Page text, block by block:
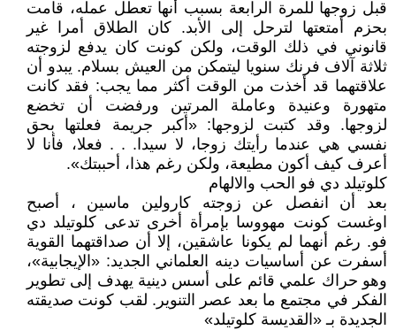
قبل زوجها للمرة الرابعة بسبب أنها تعطل عمله، قامت
بحزم أمتعتها لترحل إلى الأبد. كان الطلاق أمرا غير
قانوني في ذلك الوقت، ولكن كونت كان يدفع لزوجته
ثلاثة آلاف فرنك سنويا ليتمكن من العيش بسلام. يبدو أن
علاقتهما قد أخذت من الوقت أكثر مما يجب: فقد كانت
متهورة وعنيدة وعاملة المرتين ورفضت أن تخضع
لزوجها. وقد كتبت لزوجها: «أكبر جريمة فعلتها بحق
نفسي هي عندما رأيتك زوجا، لا سيدا. . . فعلا، فأنا لا
أعرف كيف أكون مطيعة، ولكن رغم هذا، أحببتك».
كلوتيلد دي فو الحب والالهام
بعد أن انفصل عن زوجته كارولين ماسين ، أصبح
اوغست كونت مهووسا بإمرأة أخرى تدعى كلوتيلد دي
فو. رغم أنهما لم يكونا عاشقين، إلا أن صداقتهما القوية
أسفرت عن أساسيات دينه العلماني الجديد: «الإيجابية»،
وهو حراك علمي قائم على أسس دينية يهدف إلى تطوير
الفكر في مجتمع ما بعد عصر التنوير. لقب كونت صديقته
الجديدة بـ «القديسة كلوتيلد»